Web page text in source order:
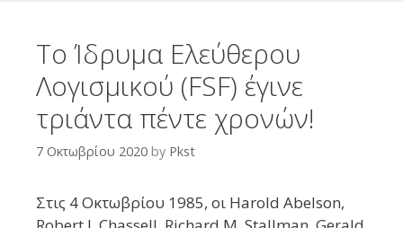
Το Ίδρυμα Ελεύθερου
Λογισμικού (FSF) έγινε
τριάντα πέντε χρονών!
7 Οκτωβρίου 2020 by Pkst
Στις 4 Οκτωβρίου 1985, οι Harold Abelson,